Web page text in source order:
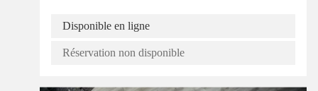
Disponible en ligne
Réservation non disponible